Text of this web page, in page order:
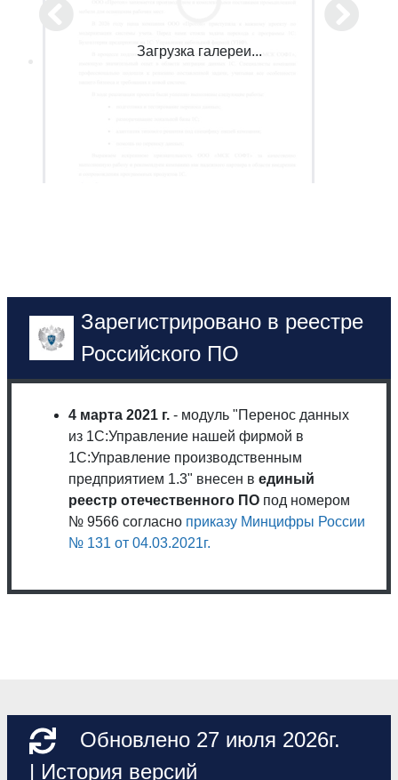
Загрузка галереи...
Зарегистрировано в реестре
Российского ПО
4 марта 2021 г. - модуль "Перенос данных
из 1С:Управление нашей фирмой в
1С:Управление производственным
предприятием 1.3" внесен в единый
реестр отечественного ПО под номером
№ 9566 согласно приказу Минцифры России
№ 131 от 04.03.2021г.
Обновлено 27 июля 2026г.
| История версий